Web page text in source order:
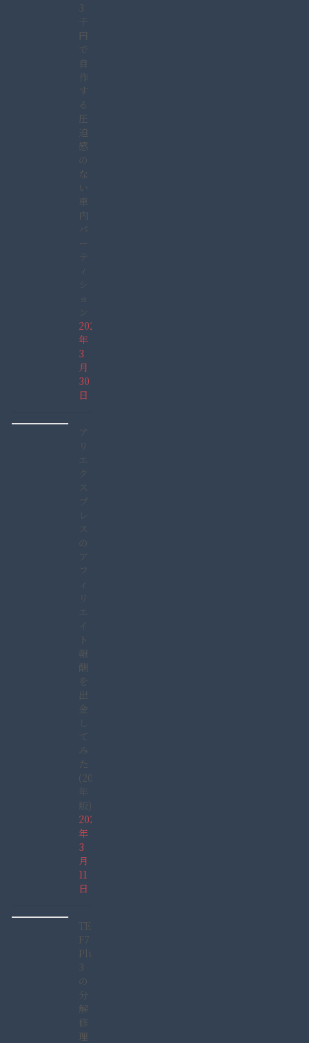
3
千
円
で
自
作
す
る
圧
迫
感
の
な
い
車
内
パ
ー
テ
ィ
シ
ョ
ン
2022
年
3
月
30
日
ア
リ
エ
ク
ス
プ
レ
ス
の
ア
フ
ィ
リ
エ
イ
ト
報
酬
を
出
金
し
て
み
た
(2022
年
版)
2022
年
3
月
11
日
TECLAST
F7
Plus
3
の
分
解
修
理